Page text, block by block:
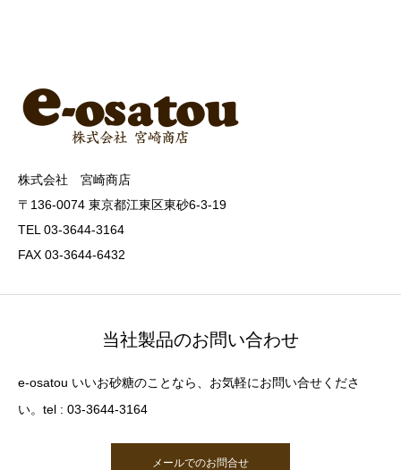
株式会社 宮崎商店
〒136-0074 東京都江東区東砂6-3-19
TEL 03-3644-3164
FAX 03-3644-6432
当社製品のお問い合わせ
e-osatou いいお砂糖のことなら、お気軽にお問い合せくださ
い。tel : 03-3644-3164
メールでのお問合せ